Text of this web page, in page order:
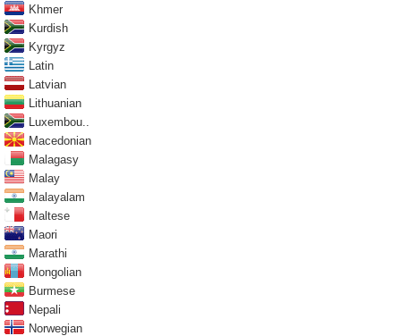
Khmer
Kurdish
Kyrgyz
Latin
Latvian
Lithuanian
Luxembou..
Macedonian
Malagasy
Malay
Malayalam
Maltese
Maori
Marathi
Mongolian
Burmese
Nepali
Norwegian